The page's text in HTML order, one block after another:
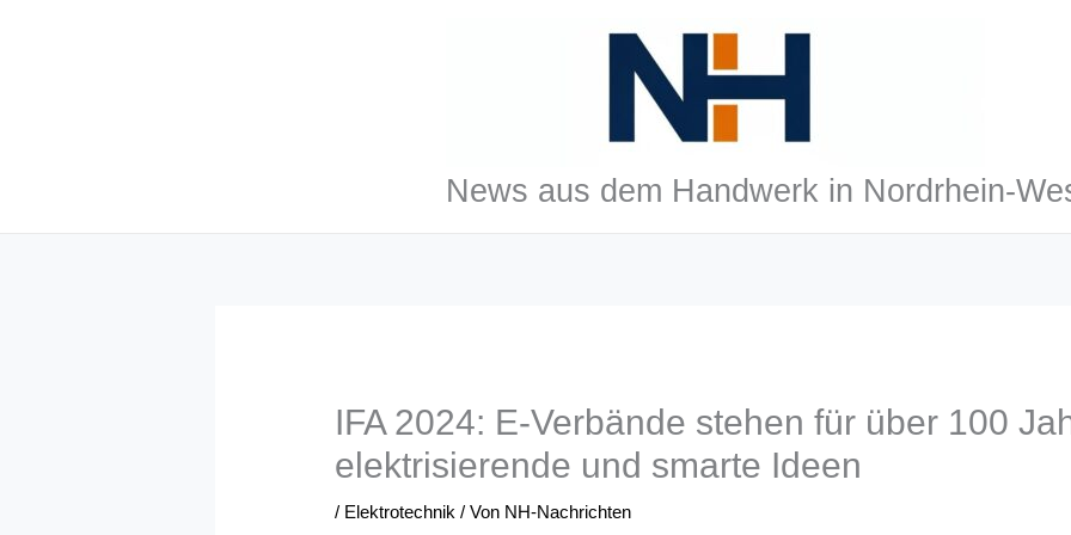
News aus dem Handwerk in Nordrhein-
IFA 2024: E-Verbände stehen für über 100
elektrisierende und smarte Ideen
/ Elektrotechnik / Von NH-Nachrichten